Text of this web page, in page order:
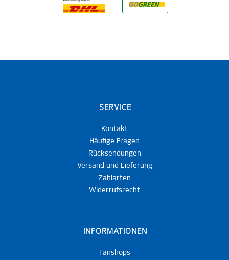
SERVICE
Kontakt
Häufige Fragen
Rücksendungen
Versand und Lieferung
Zahlarten
Widerrufsrecht
INFORMATIONEN
Fanshops